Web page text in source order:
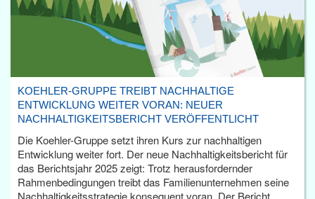
KOEHLER-GRUPPE TREIBT NACHHALTIGE
ENTWICKLUNG WEITER VORAN: NEUER
NACHHALTIGKEITSBERICHT VERÖFFENTLICHT
Die Koehler-Gruppe setzt ihren Kurs zur nachhaltigen
Entwicklung weiter fort. Der neue Nachhaltigkeitsbericht für
das Berichtsjahr 2025 zeigt: Trotz herausfordernder
Rahmenbedingungen treibt das Familienunternehmen seine
Nachhaltigkeitsstrategie konsequent voran. Der Bericht